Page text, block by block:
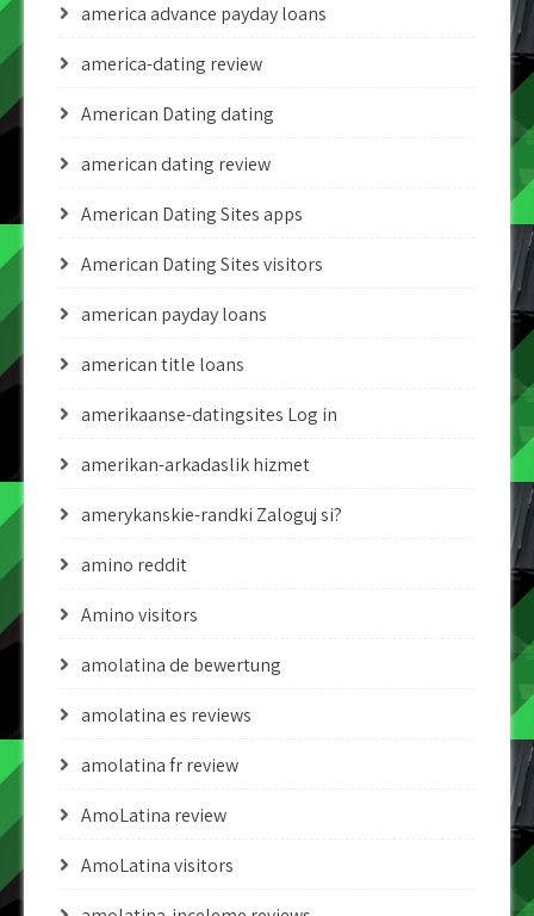
america advance payday loans
america-dating review
American Dating dating
american dating review
American Dating Sites apps
American Dating Sites visitors
american payday loans
american title loans
amerikaanse-datingsites Log in
amerikan-arkadaslik hizmet
amerykanskie-randki Zaloguj si?
amino reddit
Amino visitors
amolatina de bewertung
amolatina es reviews
amolatina fr review
AmoLatina review
AmoLatina visitors